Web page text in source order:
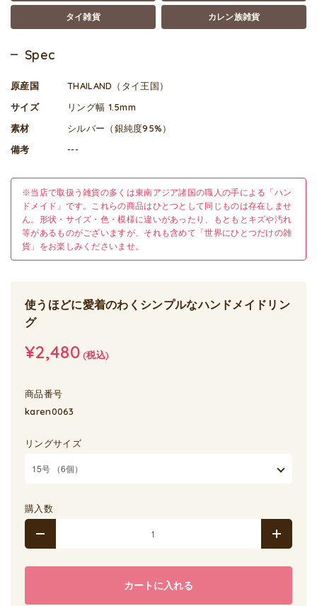
タイ雑貨 カレン族雑貨
Spec
原産国
THAILAND（タイ王国）
サイズ
リング幅 1.5mm
素材
シルバー（銀純度95%）
備考
---
※当店で取扱う雑貨の多くは東南アジア諸国の職人の手による「ハン
ドメイド」です。これらの商品はひとつとして同じものは存在しませ
ん。形状・サイズ・色・模様に違いがあったり、もともとキズや汚れ
等があるものがございますが、それも含めて「世界にひとつだけの雑
貨」をお楽しみくださいませ。
使うほどに愛着のわくシンプルなハンドメイドリン
グ
¥2,480(税込)
商品番号
karen0063
リングサイズ
購入数
カートに入れる